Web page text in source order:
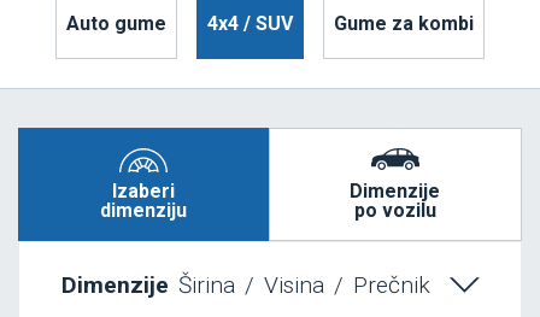
Auto gume 4x4 / SUV Gume za kombi
Izaberi
dimenziju
Dimenzije Širina / Visina / Prečnik
Dimenzije
po vozilu